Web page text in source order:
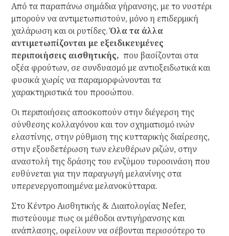
Από τα παραπάνω σημάδια γήρανσης, με το νυστέρι
μπορούν να αντιμετωπιστούν, μόνο η επιδερμική
χαλάρωση και οι ρυτίδες.Όλα τα άλλα
αντιμετωπίζονται με εξειδικευμένες
περιποιήσεις αισθητικής, που βασίζονται στα
οξέα φρούτων, σε συνδυασμό με αντιοξειδωτικά και
φυσικά χωρίς να παραμορφώνονται τα
χαρακτηριστικά του προσώπου.
Οι περιποιήσεις αποσκοπούν στην διέγερση της
σύνθεσης κολλαγόνου και τον σχηματισμό ινών
ελαστίνης, στην ρύθμιση της κυτταρικής διαίρεσης,
στην εξουδετέρωση των ελευθέρων ριζών, στην
αναστολή της δράσης του ενζύμου τυροσινάση που
ευθύνεται για την παραγωγή μελανίνης στα
υπερενεργοποιημένα μελανοκύτταρα.
Στο Κέντρο Αισθητικής & Διαιτολογίας Nefer,
πιστεύουμε πως οι μέθοδοι αντιγήρανσης και
ανάπλασης, οφείλουν να σέβονται περισσότερο το